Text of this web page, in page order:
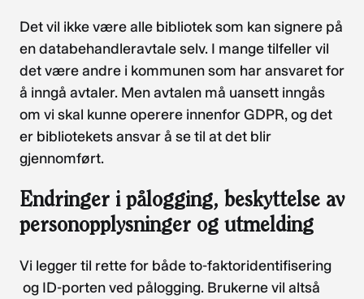
Det vil ikke være alle bibliotek som kan signere på
en databehandleravtale selv. I mange tilfeller vil
det være andre i kommunen som har ansvaret for
å inngå avtaler. Men avtalen må uansett inngås
om vi skal kunne operere innenfor GDPR, og det
er bibliotekets ansvar å se til at det blir
gjennomført.
Endringer i pålogging, beskyttelse av
personopplysninger og utmelding
Vi legger til rette for både to-faktoridentifisering
og ID-porten ved pålogging. Brukerne vil altså